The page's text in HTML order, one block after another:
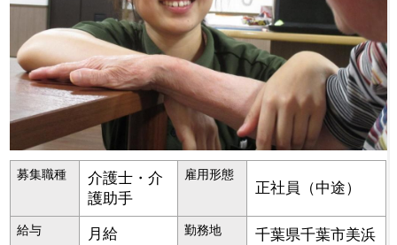
募集職種
介護士・介
護助手
雇用形態
正社員（中途）
給与
月給
勤務地 千葉県千葉市美浜